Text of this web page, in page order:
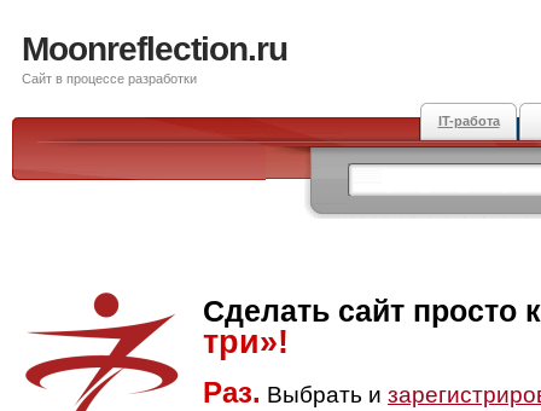
Moonreflection.ru
Сайт в процессе разработки
IT-работа
Сделать сайт просто
три»!
Раз. Выбрать и